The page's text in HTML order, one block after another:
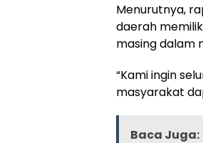
Menurutnya,
daerah
masing dalam
“Kami ingin
masyarakat
Baca Juga: